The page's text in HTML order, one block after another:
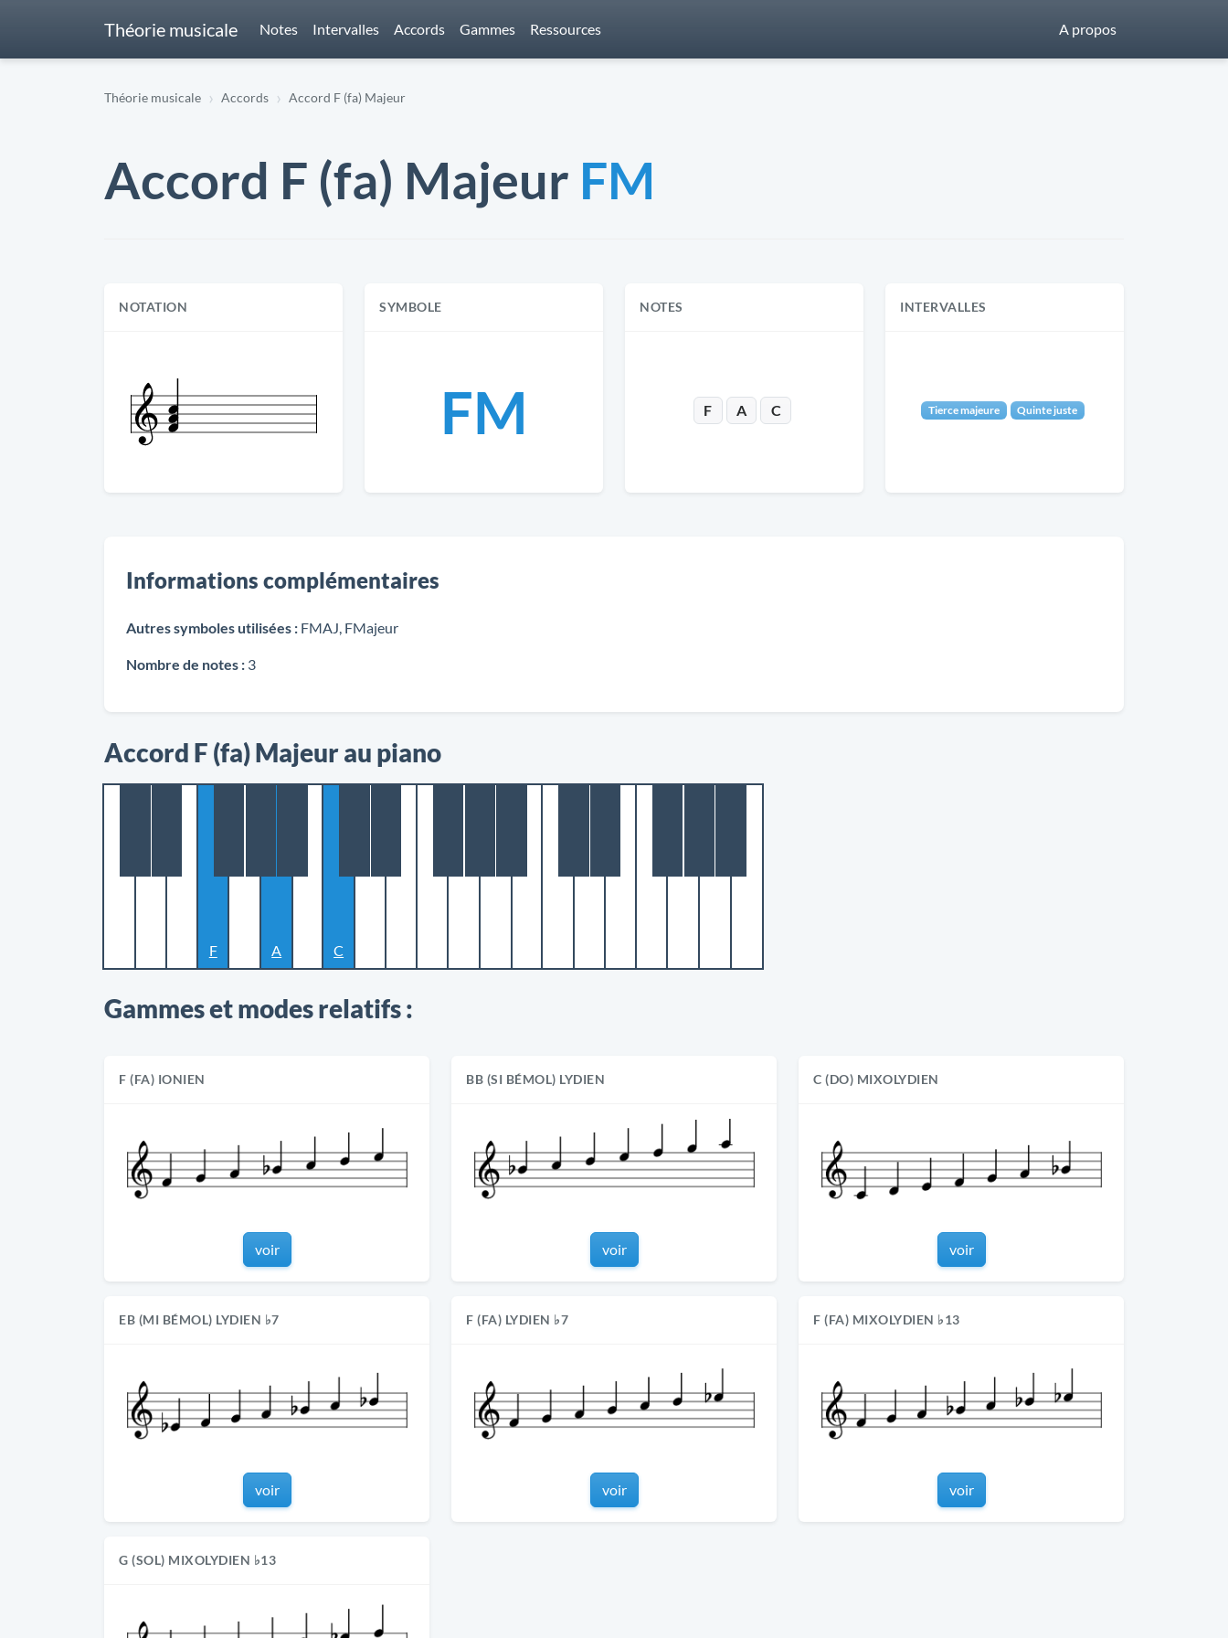
Théorie musicale Notes Intervalles Accords Gammes Ressources A propos
Théorie musicale Accords Accord F (fa) Majeur
Accord F (fa) Majeur FM
NOTATION SYMBOLE
FM
NOTES
F A C
INTERVALLES
Tierce majeure Quinte juste
Informations complémentaires
Autres symboles utilisées : FMAJ, FMajeur
Nombre de notes : 3
Accord F (fa) Majeur au piano
F A C
Gammes et modes relatifs :
F (FA) IONIEN
voir
BB (SI BÉMOL) LYDIEN
voir
C (DO) MIXOLYDIEN
voir
EB (MI BÉMOL) LYDIEN ♭7
voir
F (FA) LYDIEN ♭7
voir
F (FA) MIXOLYDIEN ♭13
voir
G (SOL) MIXOLYDIEN ♭13